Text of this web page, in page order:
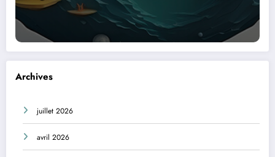
Archives
juillet 2026
avril 2026